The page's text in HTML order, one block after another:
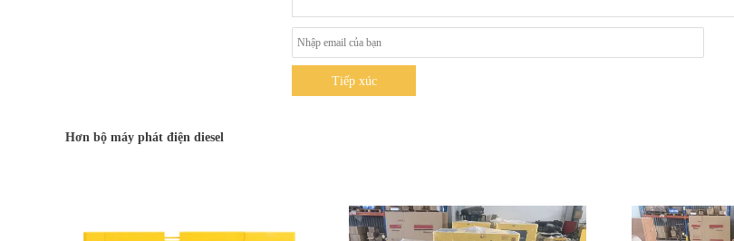
Tiếp xúc
Hơn bộ máy phát điện diesel